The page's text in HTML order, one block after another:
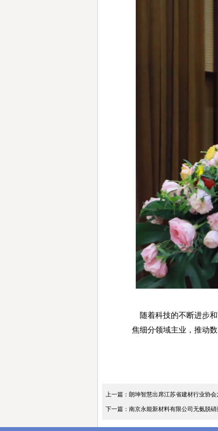
随着科技的不断进步和
焦细分领域主业，推动
上一篇：朗坤智慧出席江苏省建材行业协
下一篇：南京永能新材料有限公司无氨脱